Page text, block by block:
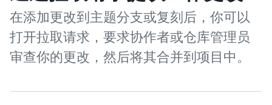
在添加更改到主题分支或复刻后，你可以
打开拉取请求，要求协作者或仓库管理员
审查你的更改，然后将其合并到项目中。